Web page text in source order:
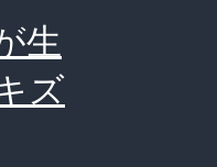
生
ズ